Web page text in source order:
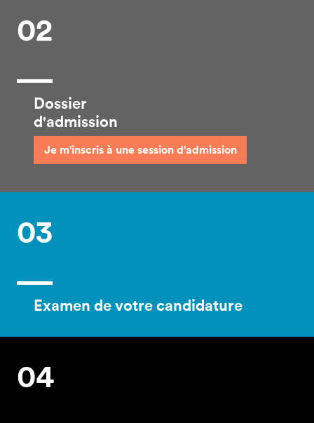
02
Dossier
d'admission
Je m'inscris à une session d'admission
03
Examen de votre candidature
04